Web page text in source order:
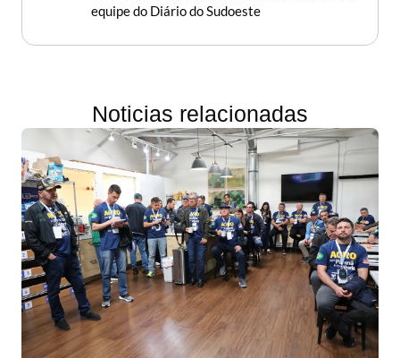
equipe do Diário do Sudoeste
Noticias relacionadas